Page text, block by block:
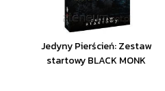
Jedyny Pierścień: Zestaw
startowy BLACK MONK